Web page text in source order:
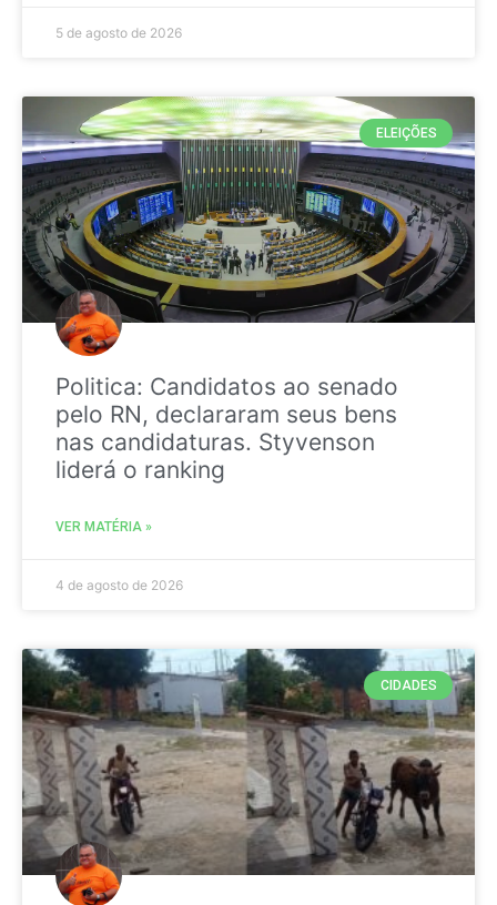
5 de agosto de 2026
ELEIÇÕES
Politica: Candidatos ao senado
pelo RN, declararam seus bens
nas candidaturas. Styvenson
liderá o ranking
VER MATÉRIA »
4 de agosto de 2026
CIDADES